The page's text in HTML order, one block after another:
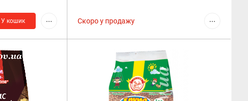
У кошик Скоро у продажу